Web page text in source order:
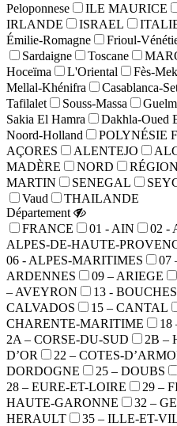
Peloponnese
ILE MAURICE
IRLANDE
ISRAEL
Émilie-Romagne
Frioul-
Sardaigne
Toscane
Hoceïma
L'Oriental Fès-
Mellal-Khénifra
Casablanca-
Tafilalet
Souss-Massa
Sakia El Hamra
Dakhla-Oued
Noord-Holland
POLYNÉSIE
AÇORES
ALENTEJO
MADÈRE
NORD
MARTIN
SENEGAL
Vaud
THAILANDE
Département
FRANCE
01 - AIN 02 -
ALPES-DE-HAUTE-
06 - ALPES-MARITIMES
07
ARDENNES
09 – ARIEGE
– AVEYRON
13 -
CALVADOS
15 – CANTAL
CHARENTE-MARITIME
18
2A – CORSE-DU-SUD
2B –
D’OR
22 – COTES-
DORDOGNE
25 – DOUBS
28 – EURE-ET-LOIRE
29 –
HAUTE-GARONNE
32 –
HERAULT
35 – ILLE-ET-